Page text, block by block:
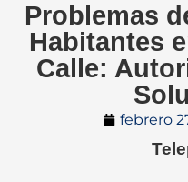
Problemas
Habitantes
Calle:
febrero